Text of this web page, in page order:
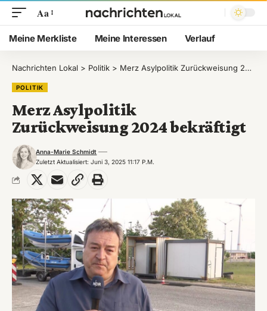
Aa
Meine Merkliste Meine Interessen Verlauf
Nachrichten Lokal > Politik > Merz Asylpolitik Zurückweisung 2024 bekräftigt
POLITIK
Merz Asylpolitik
Zurückweisung 2024 bekräftigt
Zuletzt Aktualisiert: Juni 3, 2025 11:17 P.m.
Anna-Marie Schmidt